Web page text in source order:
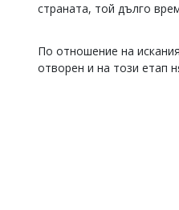
въвеждат
редакцията
страната, той дълго
По отношение на
отворен и на този етап